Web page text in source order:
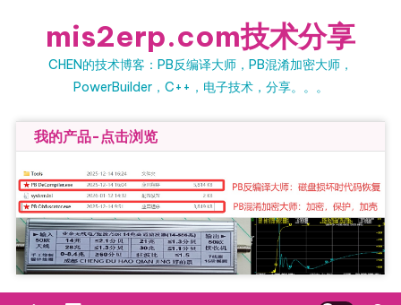
mis2erp.com技术分享
CHEN的技术博客：PB反编译大师，PB混淆加密大师，
PowerBuilder，C++，电子技术，分享。。。
我的产品-点击浏览